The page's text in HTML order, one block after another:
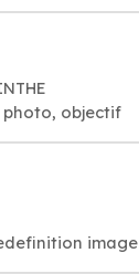
photo, objectif
image